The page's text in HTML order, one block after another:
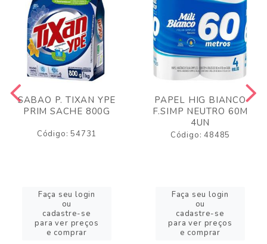
SABAO P. TIXAN YPE
PRIM SACHE 800G
Código: 54731
Faça seu login
ou
cadastre-se
para ver preços
e comprar
PAPEL HIG BIANCO
F.SIMP NEUTRO 60M
4UN
Código: 48485
Faça seu login
ou
cadastre-se
para ver preços
e comprar